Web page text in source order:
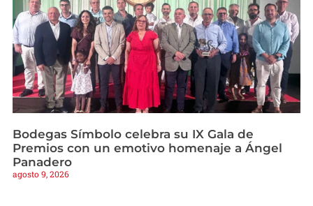
Bodegas Símbolo celebra su IX Gala de
Premios con un emotivo homenaje a Ángel
Panadero
agosto 9, 2026